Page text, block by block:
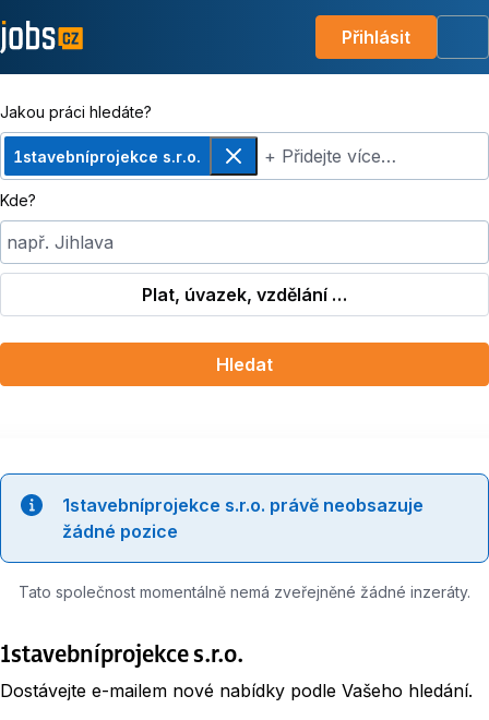
Přihlásit
Jakou práci hledáte?
1stavebníprojekce s.r.o.
Odebrat+ Přidejte více…
Kde?
např. Jihlava
Plat, úvazek, vzdělání …
Hledat
1stavebníprojekce s.r.o. právě neobsazuje
žádné pozice
Tato společnost momentálně nemá zveřejněné žádné inzeráty.
1stavebníprojekce s.r.o.
Dostávejte e-mailem nové nabídky podle Vašeho hledání.